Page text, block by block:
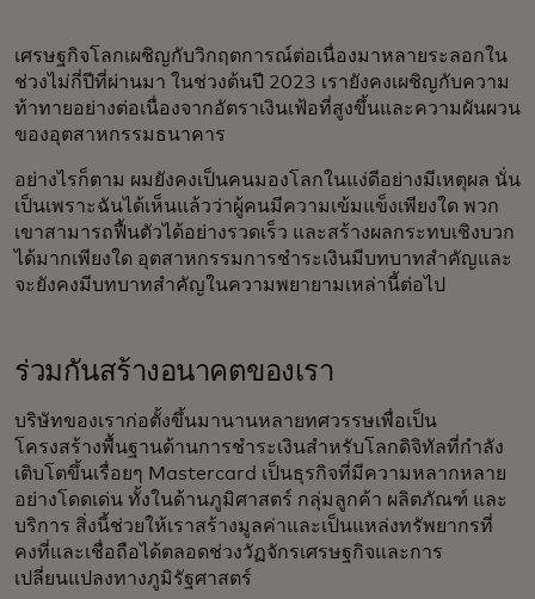
เศรษฐกิจโลกเผชิญกับวิกฤตการณ์ต่อเนื่องมาหลายระลอกใน
ช่วงไม่กี่ปีที่ผ่านมา ในช่วงต้นปี 2023 เรายังคงเผชิญกับความ
ท้าทายอย่างต่อเนื่องจากอัตราเงินเฟ้อที่สูงขึ้นและความผันผวน
ของอุตสาหกรรมธนาคาร
อย่างไรก็ตาม ผมยังคงเป็นคนมองโลกในแง่ดีอย่างมีเหตุผล นั่น
เป็นเพราะฉันได้เห็นแล้วว่าผู้คนมีความเข้มแข็งเพียงใด พวก
เขาสามารถฟื้นตัวได้อย่างรวดเร็ว และสร้างผลกระทบเชิงบวก
ได้มากเพียงใด อุตสาหกรรมการชำระเงินมีบทบาทสำคัญและ
จะยังคงมีบทบาทสำคัญในความพยายามเหล่านี้ต่อไป
ร่วมกันสร้างอนาคตของเรา
บริษัทของเราก่อตั้งขึ้นมานานหลายทศวรรษเพื่อเป็น
โครงสร้างพื้นฐานด้านการชำระเงินสำหรับโลกดิจิทัลที่กำลัง
เติบโตขึ้นเรื่อยๆ Mastercard เป็นธุรกิจที่มีความหลากหลาย
อย่างโดดเด่น ทั้งในด้านภูมิศาสตร์ กลุ่มลูกค้า ผลิตภัณฑ์ และ
บริการ สิ่งนี้ช่วยให้เราสร้างมูลค่าและเป็นแหล่งทรัพยากรที่
คงที่และเชื่อถือได้ตลอดช่วงวัฏจักรเศรษฐกิจและการ
เปลี่ยนแปลงทางภูมิรัฐศาสตร์